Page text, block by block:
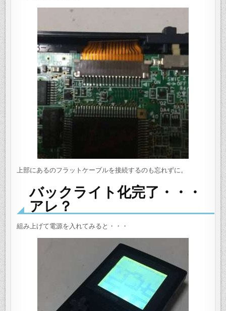
上部にあるのフラットケーブルを接続するのも忘れずに。
バックライト化完了・・・
アレ？
組み上げて電源を入れてみると・・・